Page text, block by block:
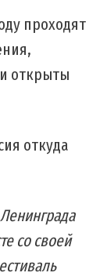
проходят
открыты
откуда
со своей